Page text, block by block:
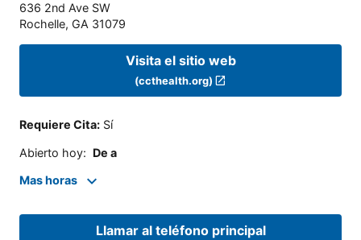
636 2nd Ave SW
Rochelle, GA 31079
Visita el sitio web
(ccthealth.org)
Requiere Cita: Sí
Abierto hoy: De a
Mas horas
Llamar al teléfono principal